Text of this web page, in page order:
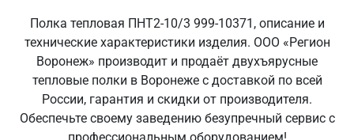
Полка тепловая ПНТ2-10/3 999-10371, описание и
технические характеристики изделия. ООО «Регион
Воронеж» производит и продаёт двухъярусные
тепловые полки в Воронеже с доставкой по всей
России, гарантия и скидки от производителя.
Обеспечьте своему заведению безупречный сервис с